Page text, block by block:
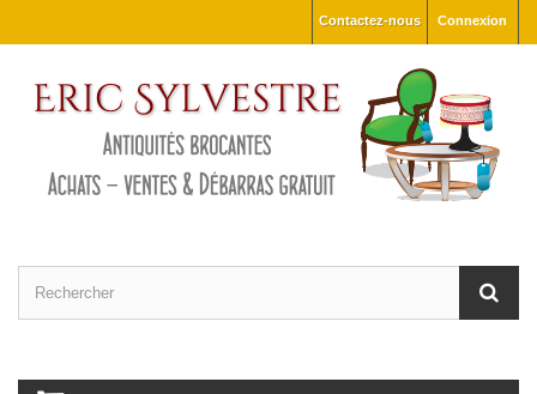
Connexion
Contactez-nous